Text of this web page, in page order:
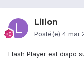
Lilion
Posté(e) 4 mai
Flash Player est dispo